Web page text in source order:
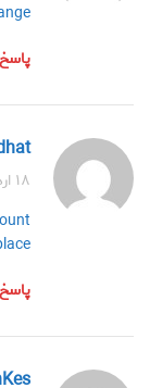
پاسخ
۱۸ اردیبهشت ۱۴۰۴ در ۱۱:۳۲ ب.ظ
پاسخ